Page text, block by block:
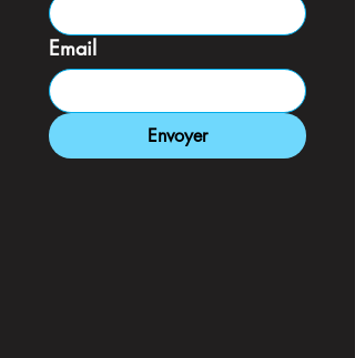
Email
Envoyer